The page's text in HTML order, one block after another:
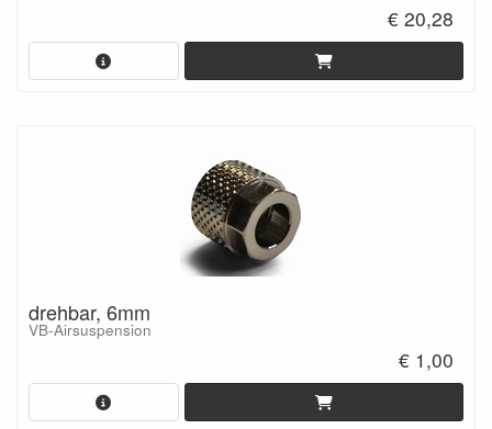
€ 20,28
drehbar, 6mm
VB-Airsuspension
€ 1,00